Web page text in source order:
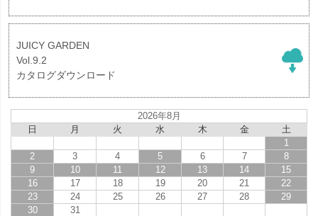
JUICY GARDEN
Vol.9.2
カタログダウンロード
2026年8月
日
月 火 水 木 金
土
1
2
3 4 5 6 7
8
9
10 11 12 13 14
15
16
17 18 19 20 21
22
23
24 25 26 27 28
29
30
31